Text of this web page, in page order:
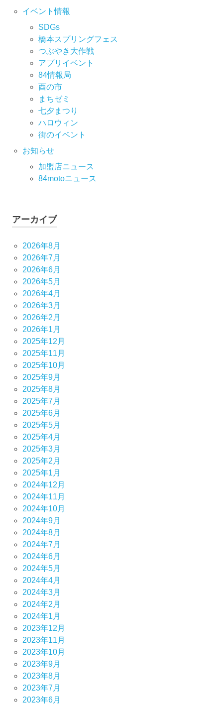
イベント情報
SDGs
橋本スプリングフェス
つぶやき大作戦
アプリイベント
84情報局
酉の市
まちゼミ
七⼣まつり
ハロウィン
街のイベント
お知らせ
加盟店ニュース
84motoニュース
アーカイブ
2026年8月
2026年7月
2026年6月
2026年5月
2026年4月
2026年3月
2026年2月
2026年1月
2025年12月
2025年11月
2025年10月
2025年9月
2025年8月
2025年7月
2025年6月
2025年5月
2025年4月
2025年3月
2025年2月
2025年1月
2024年12月
2024年11月
2024年10月
2024年9月
2024年8月
2024年7月
2024年6月
2024年5月
2024年4月
2024年3月
2024年2月
2024年1月
2023年12月
2023年11月
2023年10月
2023年9月
2023年8月
2023年7月
2023年6月